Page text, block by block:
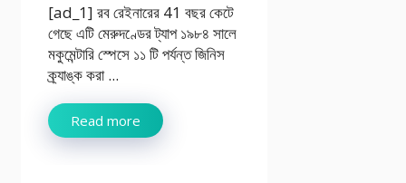
[ad_1] রব রেইনারের 41 বছর কেটে
গেছে এটি মেরুদণ্ডের ট্যাপ ১৯৮৪ সালে
মকুমেন্টারি স্পেসে ১১ টি পর্যন্ত জিনিস
ক্র্যাঙ্ক করা ...
Read more